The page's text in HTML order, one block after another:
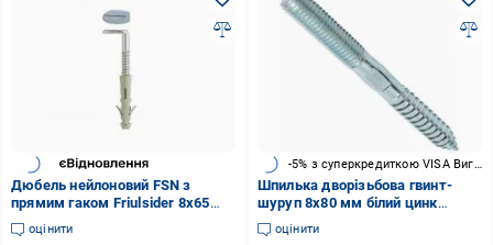
Дюбель нейлоновий FSN з
прямим гаком Friulsider 8x65
мм 4 шт. (1744)
оцінити
Шпилька дворізьбова гвинт-
шуруп 8x80 мм білий цинк
Friulsider
оцінити